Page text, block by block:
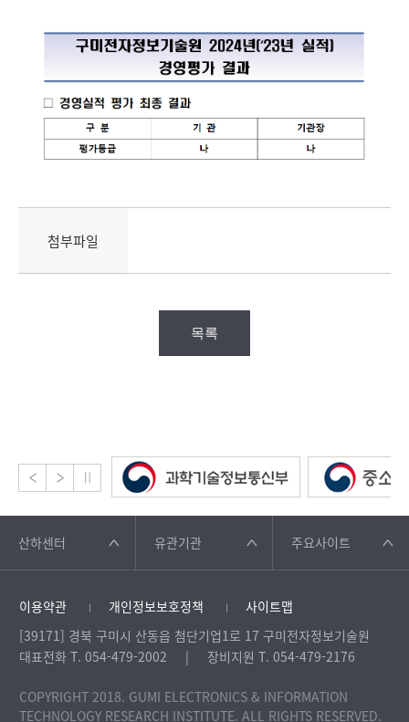
첨부파일
목록
산하센터 유관기관 주요사이트
이용약관 개인정보보호정책
사이트맵
[39171] 경북 구미시 산동읍 첨단기업1로 17 구미전자정보기술원
대표전화 T. 054-479-2002
장비지원 T. 054-479-2176
COPYRIGHT 2018. GUMI ELECTRONICS & INFORMATION
TECHNOLOGY RESEARCH INSTITUTE. ALL RIGHTS RESERVED.